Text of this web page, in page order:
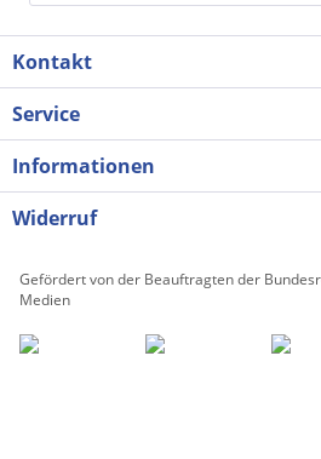
Kontakt
Service
Informationen
Widerruf
Gefördert von der Beauftragten der
Medien